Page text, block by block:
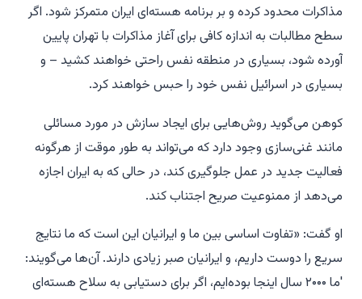
مذاکرات محدود کرده و بر برنامه هسته‌ای ایران متمرکز شود. اگر
سطح مطالبات به اندازه کافی برای آغاز مذاکرات با تهران پایین
آورده شود، بسیاری در منطقه نفس راحتی خواهند کشید – و
بسیاری در اسرائیل نفس خود را حبس خواهند کرد.
کوهن می‌گوید روش‌هایی برای ایجاد سازش در مورد مسائلی
مانند غنی‌سازی وجود دارد که می‌تواند به طور موقت از هرگونه
فعالیت جدید در عمل جلوگیری کند، در حالی که به ایران اجازه
می‌دهد از ممنوعیت صریح اجتناب کند.
او گفت: «تفاوت اساسی بین ما و ایرانیان این است که ما نتایج
سریع را دوست داریم، و ایرانیان صبر زیادی دارند. آن‌ها می‌گویند:
'ما ۲۰۰۰ سال اینجا بوده‌ایم، اگر برای دستیابی به سلاح هسته‌ای